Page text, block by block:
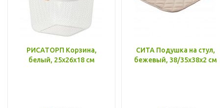
РИСАТОРП Корзина,
белый, 25x26x18 см
СИТА Подушка на стул,
бежевый, 38/35x38x2 см